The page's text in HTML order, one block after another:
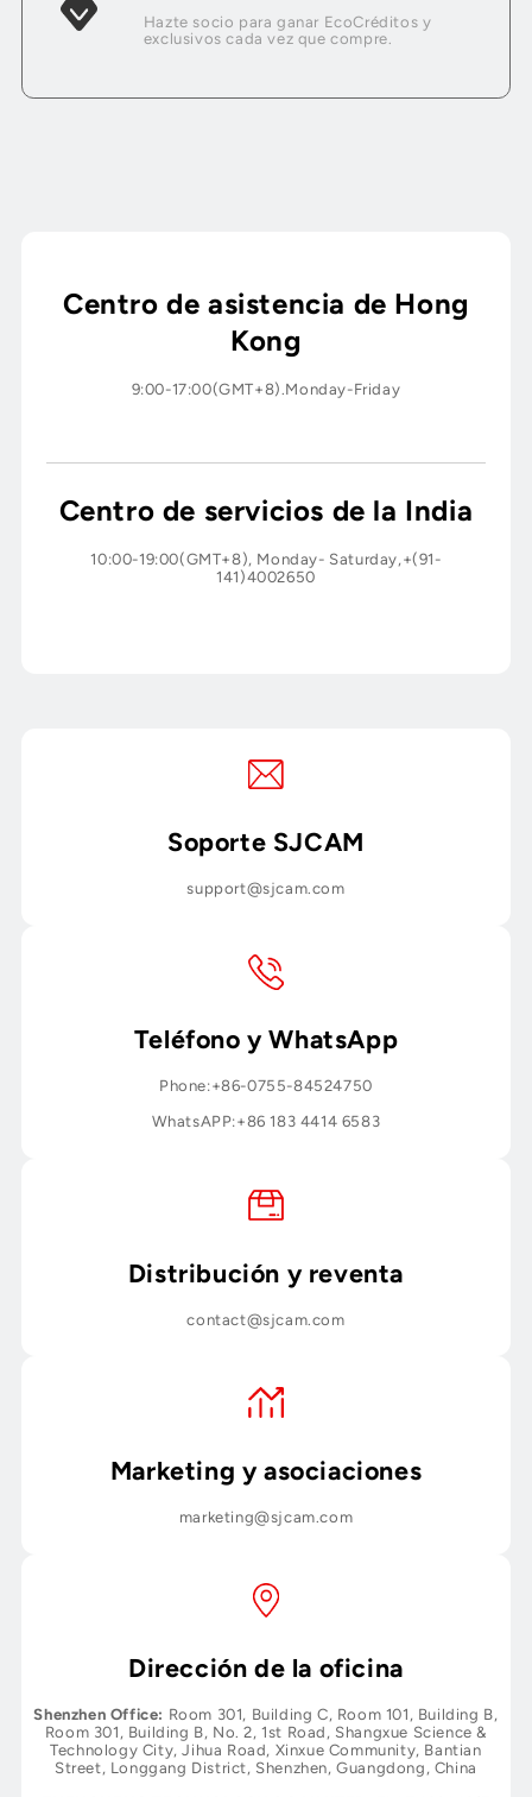
“
Hazte socio para ganar EcoCréditos y
exclusivos cada vez que compre.
Centro de asistencia de Hong
Kong
9:00-17:00(GMT+8).Monday-Friday
Centro de servicios de la India
10:00-19:00(GMT+8), Monday- Saturday,+(91-
141)4002650
Soporte SJCAM
support@sjcam.com
Teléfono y WhatsApp
Phone:+86-0755-84524750
WhatsAPP:+86 183 4414 6583
Distribución y reventa
contact@sjcam.com
Marketing y asociaciones
marketing@sjcam.com
Dirección de la oficina
Shenzhen Office: Room 301, Building C, Room 101, Building B,
Room 301, Building B, No. 2, 1st Road, Shangxue Science &
Technology City, Jihua Road, Xinxue Community, Bantian
Street, Longgang District, Shenzhen, Guangdong, China